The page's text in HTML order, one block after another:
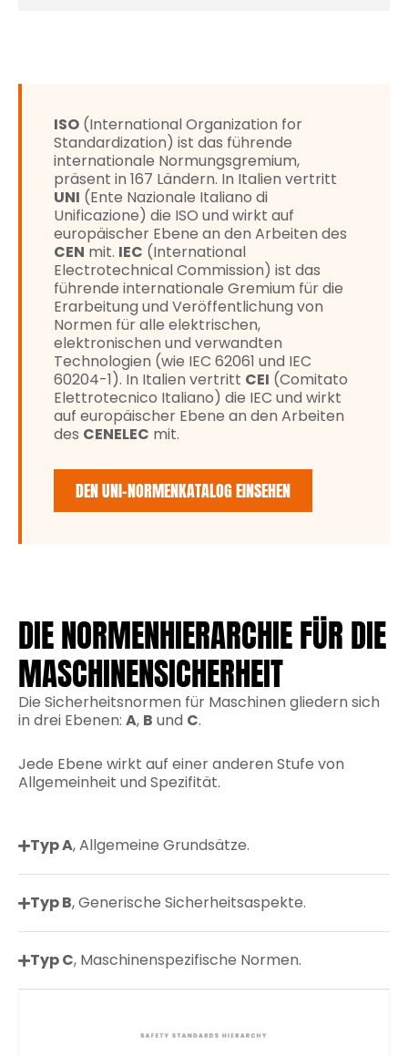
ISO (International Organization for
Standardization) ist das führende
internationale Normungsgremium,
präsent in 167 Ländern. In Italien vertritt
UNI (Ente Nazionale Italiano di
Unificazione) die ISO und wirkt auf
europäischer Ebene an den Arbeiten des
CEN mit. IEC (International
Electrotechnical Commission) ist das
führende internationale Gremium für die
Erarbeitung und Veröffentlichung von
Normen für alle elektrischen,
elektronischen und verwandten
Technologien (wie IEC 62061 und IEC
60204-1). In Italien vertritt CEI (Comitato
Elettrotecnico Italiano) die IEC und wirkt
auf europäischer Ebene an den Arbeiten
des CENELEC mit.
DEN UNI-NORMENKATALOG EINSEHEN
DIE NORMENHIERARCHIE FÜR DIE
MASCHINENSICHERHEIT
Die Sicherheitsnormen für Maschinen gliedern sich
in drei Ebenen: A, B und C.
Jede Ebene wirkt auf einer anderen Stufe von
Allgemeinheit und Spezifität.
Typ A, Allgemeine Grundsätze.
Typ B, Generische Sicherheitsaspekte.
Typ C, Maschinenspezifische Normen.